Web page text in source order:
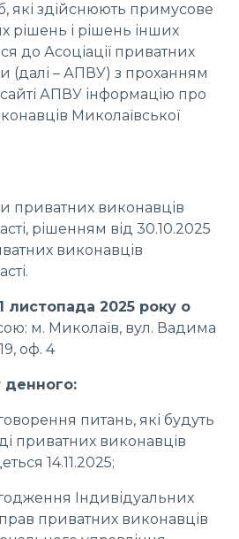
які здійснюють примусове
рішень і рішень інших
до Асоціації приватних
(далі – АПВУ) з проханням
АПВУ інформацію про
Миколаївської
приватних виконавців
рішенням від 30.10.2025
виконавців
листопада 2025 року о
м. Миколаїв, вул. Вадима
оф. 4
денного:
питань, які будуть
приватних виконавців
14.11.2025;
Індивідуальних
приватних виконавців